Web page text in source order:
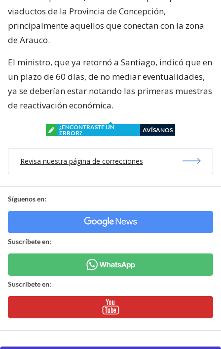
viaductos de la Provincia de Concepción,
principalmente aquellos que conectan con la zona
de Arauco.
El ministro, que ya retornó a Santiago, indicó que en
un plazo de 60 días, de no mediar eventualidades,
ya se deberían estar notando las primeras muestras
de reactivación económica.
¿ENCONTRASTE UN
ERROR?
AVÍSANOS
Revisa nuestra página de correcciones
Síguenos en:
Suscríbete en:
Suscríbete en: